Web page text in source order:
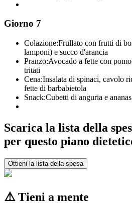
Giorno 7
Colazione:Frullato con frutti di
lamponi) e succo d'arancia
Pranzo:Avocado a fette con
tritati
Cena:Insalata di spinaci, cavolo
fette di barbabietola
Snack:Cubetti di anguria e
Scarica la lista della
per questo piano
Ottieni la lista della spesa
⚠️ Tieni a mente